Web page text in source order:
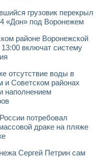
грузовик перекрыл
«Дон» под Воронежем
районе Воронежской
включат систему
отсутствие воды в
и Советском районах
наполнением
потребовал
драке на пляже
Сергей Петрин сам